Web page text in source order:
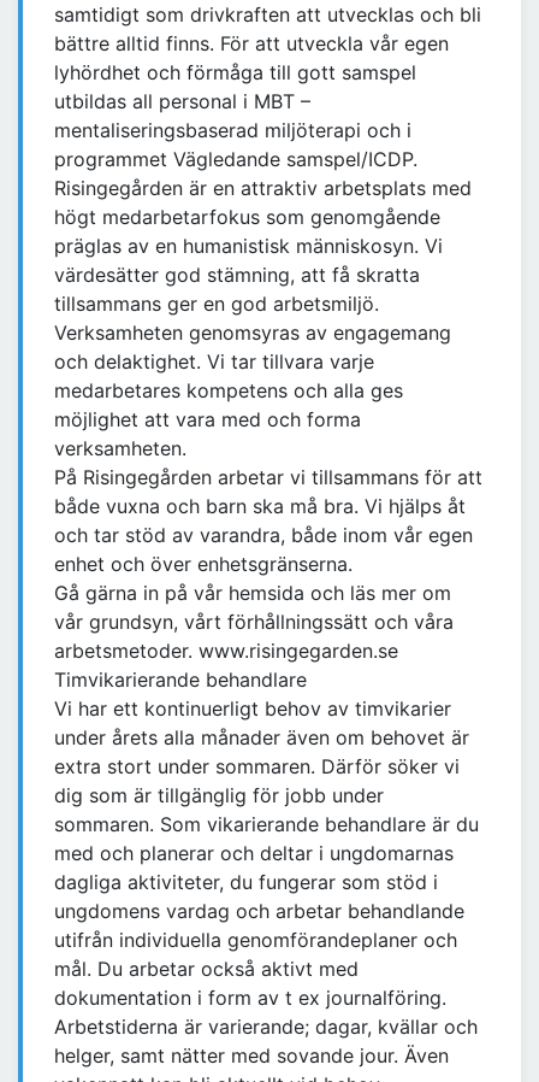
samtidigt som drivkraften att utvecklas och bli
bättre alltid finns. För att utveckla vår egen
lyhördhet och förmåga till gott samspel
utbildas all personal i MBT –
mentaliseringsbaserad miljöterapi och i
programmet Vägledande samspel/ICDP.
Risingegården är en attraktiv arbetsplats med
högt medarbetarfokus som genomgående
präglas av en humanistisk människosyn. Vi
värdesätter god stämning, att få skratta
tillsammans ger en god arbetsmiljö.
Verksamheten genomsyras av engagemang
och delaktighet. Vi tar tillvara varje
medarbetares kompetens och alla ges
möjlighet att vara med och forma
verksamheten.
På Risingegården arbetar vi tillsammans för att
både vuxna och barn ska må bra. Vi hjälps åt
och tar stöd av varandra, både inom vår egen
enhet och över enhetsgränserna.
Gå gärna in på vår hemsida och läs mer om
vår grundsyn, vårt förhållningssätt och våra
arbetsmetoder. www.risingegarden.se
Timvikarierande behandlare
Vi har ett kontinuerligt behov av timvikarier
under årets alla månader även om behovet är
extra stort under sommaren. Därför söker vi
dig som är tillgänglig för jobb under
sommaren. Som vikarierande behandlare är du
med och planerar och deltar i ungdomarnas
dagliga aktiviteter, du fungerar som stöd i
ungdomens vardag och arbetar behandlande
utifrån individuella genomförandeplaner och
mål. Du arbetar också aktivt med
dokumentation i form av t ex journalföring.
Arbetstiderna är varierande; dagar, kvällar och
helger, samt nätter med sovande jour. Även